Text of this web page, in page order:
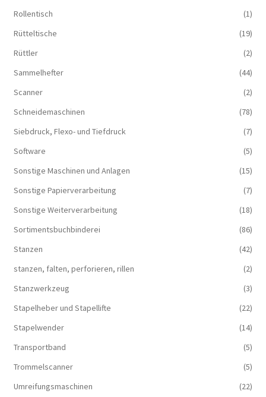
Rollentisch
(1)
Rütteltische
(19)
Rüttler
(2)
Sammelhefter
(44)
Scanner
(2)
Schneidemaschinen
(78)
Siebdruck, Flexo- und Tiefdruck
(7)
Software
(5)
Sonstige Maschinen und Anlagen
(15)
Sonstige Papierverarbeitung
(7)
Sonstige Weiterverarbeitung
(18)
Sortimentsbuchbinderei
(86)
Stanzen
(42)
stanzen, falten, perforieren, rillen
(2)
Stanzwerkzeug
(3)
Stapelheber und Stapellifte
(22)
Stapelwender
(14)
Transportband
(5)
Trommelscanner
(5)
Umreifungsmaschinen
(22)